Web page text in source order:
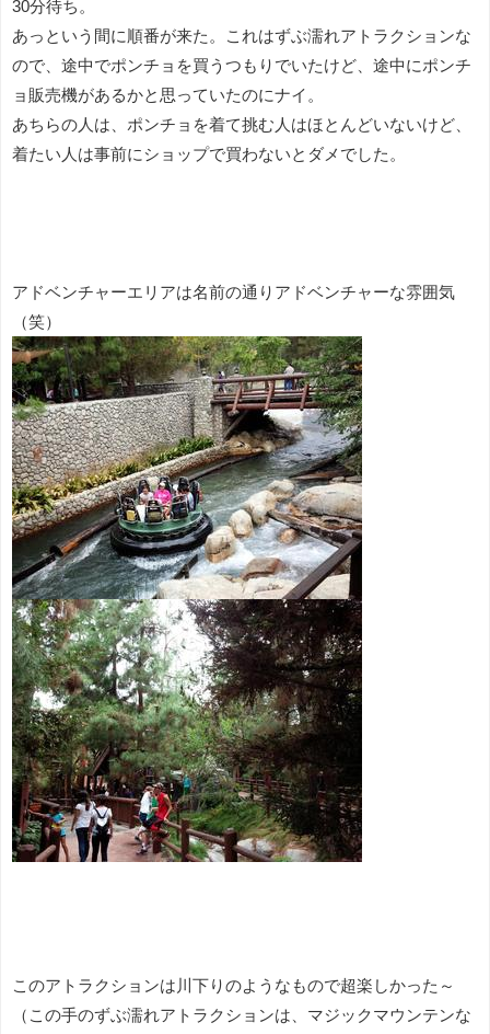
30分待ち。
あっという間に順番が来た。これはずぶ濡れアトラクションな
ので、途中でポンチョを買うつもりでいたけど、途中にポンチ
ョ販売機があるかと思っていたのにナイ。
あちらの人は、ポンチョを着て挑む人はほとんどいないけど、
着たい人は事前にショップで買わないとダメでした。
アドベンチャーエリアは名前の通りアドベンチャーな雰囲気
（笑）
このアトラクションは川下りのようなもので超楽しかった～
（この手のずぶ濡れアトラクションは、マジックマウンテンな